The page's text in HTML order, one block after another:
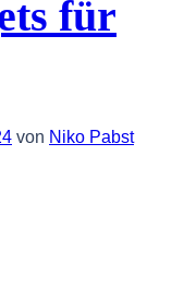
für
von Niko Pabst